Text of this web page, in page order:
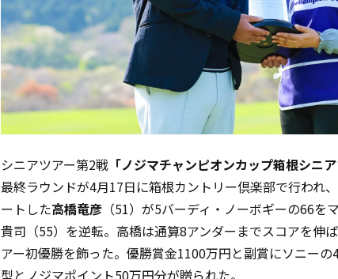
シニアツアー第2戦 「ノジマチャンピオンカップ箱根シニ
最終ラウンドが4月17日に箱根カントリー倶楽部で行われ
ートした高橋竜彦 （51）が5バーディ・ノーボギーの66を
貴司（55）を逆転。高橋は通算8アンダーまでスコアを伸
アー初優勝を飾った。優勝賞金1100万円と副賞にソニー
型とノジマポイント50万円分が贈られた。